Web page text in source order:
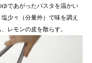
ゆであがったパスタを温かい
少々（分量外）で味を調え
レモンの皮を散らす。